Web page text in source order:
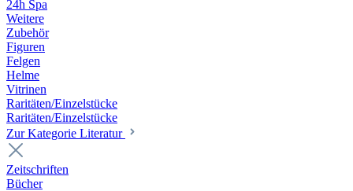
24h Spa
Weitere
Zubehör
Figuren
Felgen
Helme
Vitrinen
Raritäten/Einzelstücke
Raritäten/Einzelstücke
Zur Kategorie Literatur
Zeitschriften
Bücher